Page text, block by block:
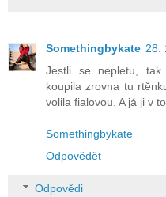
Somethingbykate 28.
Jestli se nepletu, tak
koupila zrovna tu
volila fialovou. A já ji v
Somethingbykate
Odpovědět
Odpovědi